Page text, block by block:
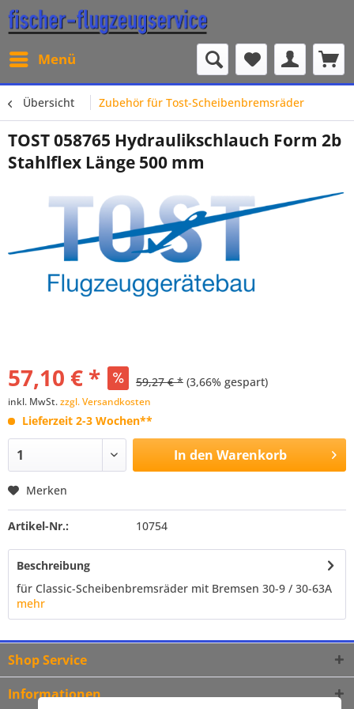
Menü
Übersicht Zubehör für Tost-Scheibenbremsräder
TOST 058765 Hydraulikschlauch Form 2b
Stahlflex Länge 500 mm
57,10 € * 59,27 € * (3,66% gespart)
inkl. MwSt.zzgl. Versandkosten
Lieferzeit 2-3 Wochen**
In den Warenkorb
Merken
Artikel-Nr.: 10754
Beschreibung
für Classic-Scheibenbremsräder mit Bremsen 30-9 / 30-63A
mehr
Shop Service
Informationen